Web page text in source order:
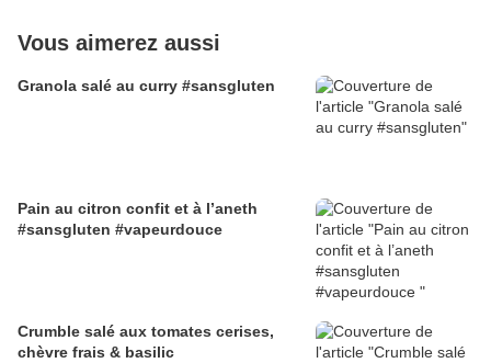
Vous aimerez aussi
Granola salé au curry #sansgluten
Pain au citron confit et à l’aneth
#sansgluten #vapeurdouce
Crumble salé aux tomates cerises,
chèvre frais & basilic